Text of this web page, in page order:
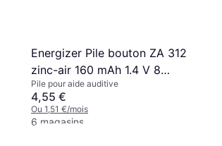
Energizer Pile bouton ZA 312
zinc-air 160 mAh 1.4 V 8
pc(s)
Pile pour aide auditive
4,55 €
Ou 1,51 €/mois
6 magasins